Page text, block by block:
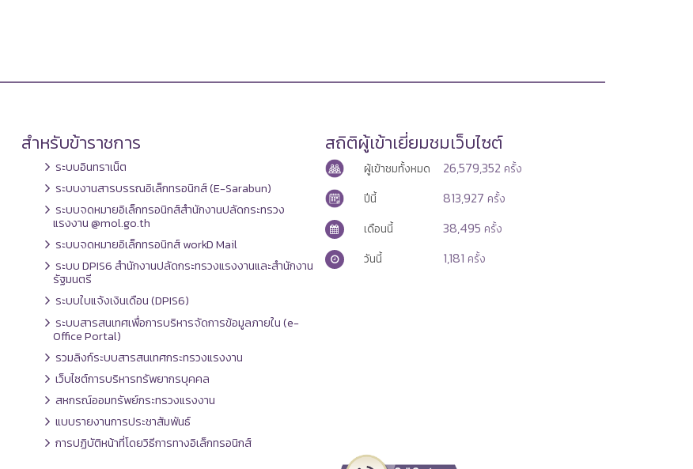
สำหรับข้าราชการ
ระบบอินทราเน็ต
ระบบงานสารบรรณอิเล็กทรอนิกส์ (E-Sarabun)
ระบบจดหมายอิเล็กทรอนิกส์สำนักงานปลัดกระทรวง
แรงงาน @mol.go.th
ระบบจดหมายอิเล็กทรอนิกส์ workD Mail
ระบบ DPIS6 สำนักงานปลัดกระทรวงแรงงานและสำนักงาน
รัฐมนตรี
ระบบใบแจ้งเงินเดือน (DPIS6)
ระบบสารสนเทศเพื่อการบริหารจัดการข้อมูลภายใน (e-
Office Portal)
รวมลิงก์ระบบสารสนเทศกระทรวงแรงงาน
เว็บไซต์การบริหารทรัพยากรบุคคล
สหกรณ์ออมทรัพย์กระทรวงแรงงาน
แบบรายงานการประชาสัมพันธ์
การปฏิบัติหน้าที่โดยวิธีการทางอิเล็กทรอนิกส์
สถิติผู้เข้าเยี่ยมชมเว็บไซต์
ผู้เข้าชมทั้งหมด 26,579,352 ครั้ง
ปีนี้
813,927 ครั้ง
เดือนนี้
38,495 ครั้ง
วันนี้
1,181 ครั้ง